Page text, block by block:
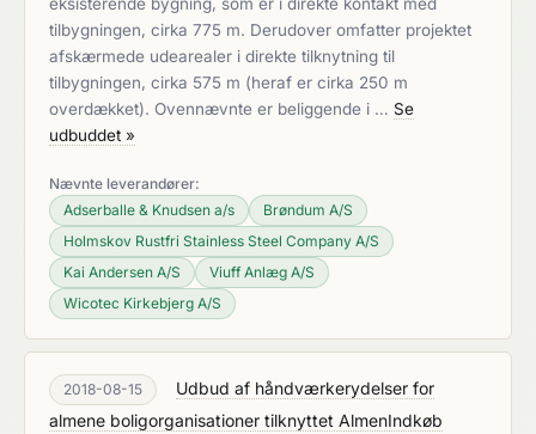
tilbygningen, cirka 775 m. Derudover omfatter projektet
afskærmede udearealer i direkte tilknytning til
tilbygningen, cirka 575 m (heraf er cirka 250 m
overdækket). Ovennævnte er beliggende i … Se
udbuddet »
Nævnte leverandører:
Adserballe & Knudsen a/s
Brøndum A/S
Holmskov Rustfri Stainless Steel Company A/S
Kai Andersen A/S
Viuff Anlæg A/S
Wicotec Kirkebjerg A/S
2018-08-15
Udbud af håndværkerydelser for
almene boligorganisationer tilknyttet AlmenIndkøb